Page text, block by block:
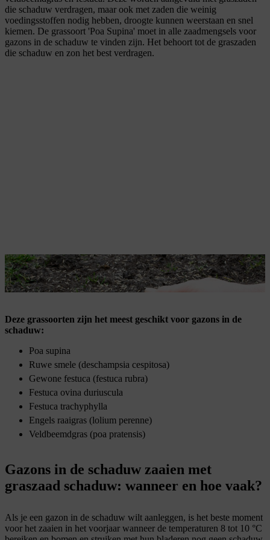
die schaduw verdragen, maar ook met zaden die weinig
voedingsstoffen nodig hebben, droogte kunnen weerstaan en snel
kiemen. De grassoort 'Poa Supina' moet in alle zaadmengsels voor
gazons in de schaduw te vinden zijn. Het behoort tot de graszaden
die schaduw en zon het best verdragen.
Grasmengsels voor gazons in de schaduw bevatten ook grassoorten
voor zonnige oppervlakken
Deze grassoorten zijn het meest geschikt voor gazons in de
schaduw:
Poa supina
Ruwe smele (deschampsia cespitosa)
Gewone festuca (festuca rubra)
Festuca ovina duriuscula
Festuca trachyphylla
Engels raaigras (lolium perenne)
Veldbeemdgras (poa pratensis)
Gazons in de schaduw zaaien met
graszaad schaduw: wanneer en hoe vaak?
Als je een gazon in de schaduw wilt aanleggen, is het beste moment
voor het zaaien in het voorjaar wanneer de temperaturen 8 tot 10 °C